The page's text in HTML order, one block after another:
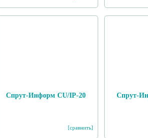
Спрут-Информ CU/IP-20
[сравнить]
Спрут-